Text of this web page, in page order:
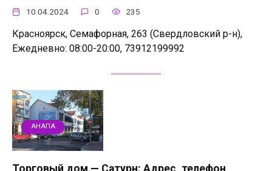
10.04.2024 0 235
Красноярск, Семафорная, 263 (Свердловский р-н),
Ежедневно: 08:00-20:00, 73912199992
АНАПА